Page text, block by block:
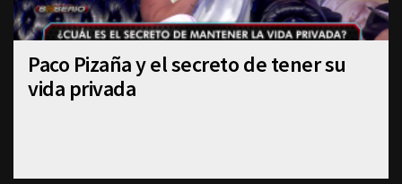
Paco Pizaña y el secreto de tener su
vida privada